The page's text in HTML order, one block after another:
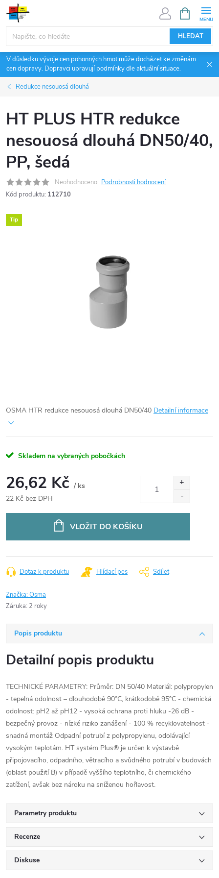
Přejít
obsah
HLEDAT
NÁKUPNÍ
KOŠÍK
V důsledku vývoje cen pohonných hmot může docházet ke změnám
cen dopravy. Dopravci upravují podmínky dle aktuální situace.
Redukce nesouosá dlouhá
HT PLUS HTR redukce
nesouosá dlouhá DN50/40,
PP, šedá
Neohodnoceno Podrobnosti hodnocení
Kód produktu: 112710
Tip
OSMA HTR redukce nesouosá dlouhá DN50/40 Detailní informace
Skladem na vybraných pobočkách
26,62 Kč / ks
22 Kč bez DPH
VLOŽIT DO KOŠÍKU
Dotaz k produktu Hlídací pes Sdílet
Značka:Osma
Záruka: 2 roky
Popis produktu
Detailní popis produktu
TECHNICKÉ PARAMETRY: Průměr: DN 50/40 Materiál: polypropylen
- tepelná odolnost – dlouhodobě 90°C, krátkodobě 95°C - chemická
odolnost: pH2 až pH12 - vysoká ochrana proti hluku -26 dB -
bezpečný provoz - nízké riziko zanášení - 100 % recyklovatelnost -
snadná montáž Odpadní potrubí z polypropylenu, odolávající
vysokým teplotám. HT systém Plus® je určen k výstavbě
připojovacího, odpadního, větracího a svůdného potrubí v budovách
(oblast použití B) v případě vyššího teplotního, či chemického
zatížení, avšak bez nároku na sníženou hořlavost.
Parametry produktu
Recenze
Diskuse